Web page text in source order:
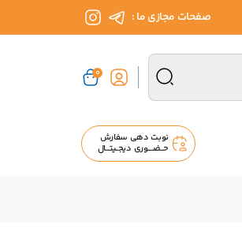
صفحات مجازی ما :
0
نوبت دهی سفارش
حــضــــوری دیجــیتـــال